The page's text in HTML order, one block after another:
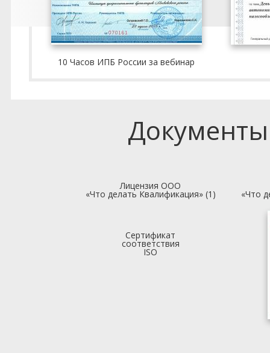
10 Часов ИПБ России за вебинар
Лицензия ООО
«Что делать Квалификация» (1) «Что
Сертификат
соответствия
ISO